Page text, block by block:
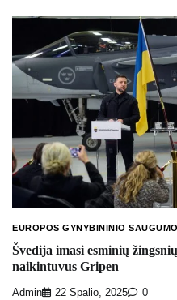
EUROPOS GYNYBININIO
Švedija imasi esminių
naikintuvus Gripen
Admin 22 Spalio, 2025 0